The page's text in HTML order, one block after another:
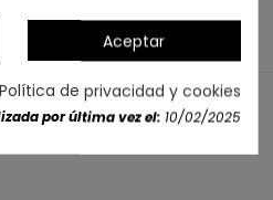
producto
Aceptar
Política de privacidad y cookies
por última vez el: 10/02/2025